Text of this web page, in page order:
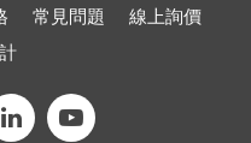
常見問題
線上詢價